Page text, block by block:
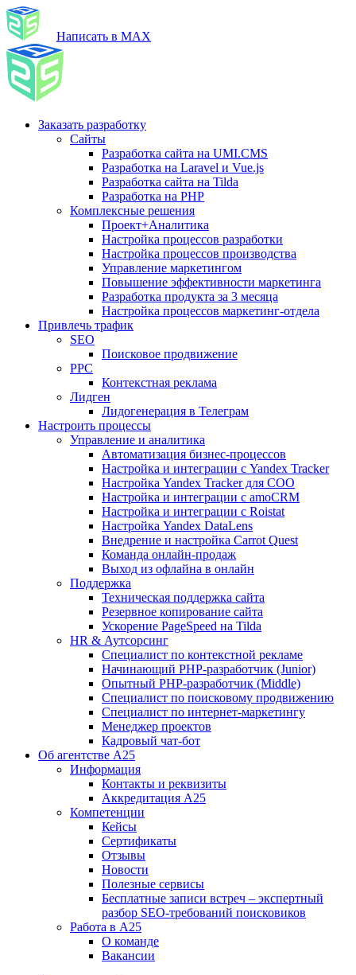
Написать в MAX
Заказать разработку
Сайты
Разработка сайта на UMI.CMS
Разработка на Laravel и Vue.js
Разработка сайта на Tilda
Разработка на PHP
Комплексные решения
Проект+Аналитика
Настройка процессов разработки
Настройка процессов производства
Управление маркетингом
Повышение эффективности маркетинга
Разработка продукта за 3 месяца
Настройка процессов маркетинг-отдела
Привлечь трафик
SEO
Поисковое продвижение
PPC
Контекстная реклама
Лидген
Лидогенерация в Телеграм
Настроить процессы
Управление и аналитика
Автоматизация бизнес-процессов
Настройка и интеграции с Yandex Tracker
Настройка Yandex Tracker для СОО
Настройка и интеграции с amoCRM
Настройка и интеграции с Roistat
Настройка Yandex DataLens
Внедрение и настройка Carrot Quest
Команда онлайн-продаж
Выход из офлайна в онлайн
Поддержка
Техническая поддержка сайта
Резервное копирование сайта
Ускорение PageSpeed на Tilda
HR & Аутсорсинг
Специалист по контекстной рекламе
Начинающий PHP-разработчик (Junior)
Опытный PHP-разработчик (Middle)
Специалист по поисковому продвижению
Специалист по интернет-маркетингу
Менеджер проектов
Кадровый чат-бот
Об агентстве А25
Информация
Контакты и реквизиты
Аккредитация А25
Компетенции
Кейсы
Сертификаты
Отзывы
Новости
Полезные сервисы
Бесплатные записи встреч – экспертный
разбор SEO-требований поисковиков
Работа в А25
О команде
Вакансии